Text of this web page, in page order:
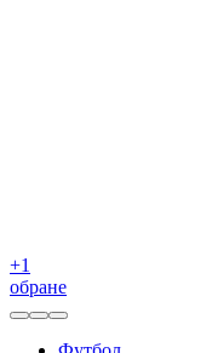
+1
обране